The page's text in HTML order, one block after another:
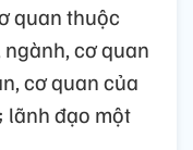
quan thuộc
cơ quan
cơ quan của
lãnh đạo một